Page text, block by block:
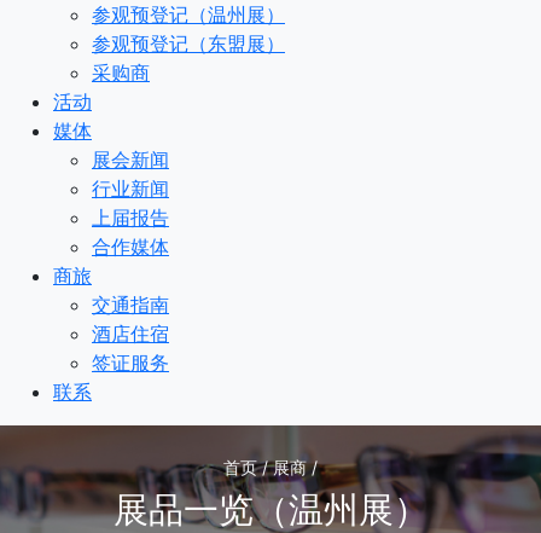
参观预登记（温州展）
参观预登记（东盟展）
采购商
活动
媒体
展会新闻
行业新闻
上届报告
合作媒体
商旅
交通指南
酒店住宿
签证服务
联系
首页 / 展商 /
展品一览（温州展）